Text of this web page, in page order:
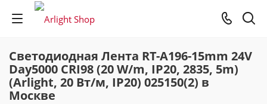
Светодиодная Лента RT-A196-15mm 24V
Day5000 CRI98 (20 W/m, IP20, 2835, 5m)
(Arlight, 20 Вт/м, IP20) 025150(2) в
Москве